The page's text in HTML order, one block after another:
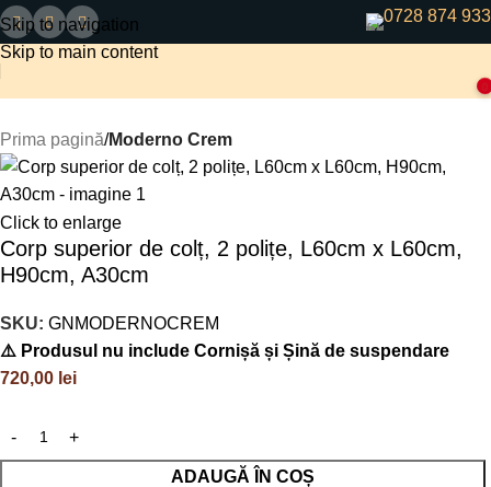
Skip to navigation
Skip to main content
0728 874 933
Prima pagină Moderno Crem
Click to enlarge
Corp superior de colț, 2 polițe, L60cm x L60cm,
H90cm, A30cm
SKU: GNMODERNOCREM
⚠️ Produsul nu include Cornișă și Șină de suspendare
720,00 lei
ADAUGĂ ÎN COȘ